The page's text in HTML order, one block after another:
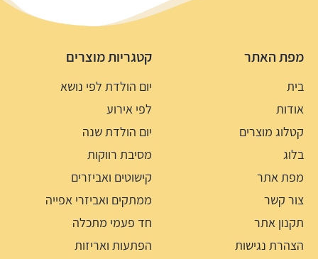
מפת האתר
בית
אודות
קטלוג מוצרים
בלוג
מפת אתר
צור קשר
תקנון אתר
הצהרת נגישות
קטגריות מוצרים
יום הולדת לפי נושא
לפי אירוע
יום הולדת שנה
מסיבת רווקות
קישוטים ואביזרים
ממתקים ואביזרי אפייה
חד פעמי מתכלה
הפתעות ואריזות